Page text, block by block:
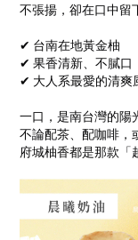
不張揚，卻在口中留
✔ 台南在地黃金柚
✔ 果香清新、不膩口
✔ 大人系最愛的清爽
一口，是南台灣的
不論配茶、配咖啡，
府城柚香都是那款「